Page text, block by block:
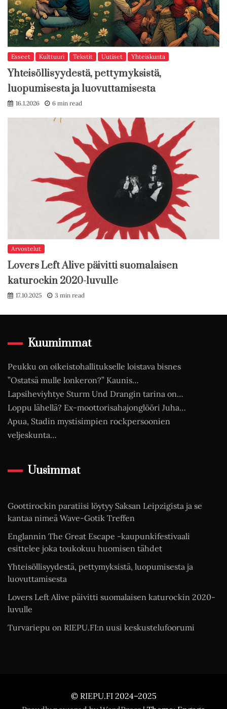
Esseet Kulttuuri Tekstit Uutiset Yhteiskunta
Yhteisöllisyydestä, pettymyksistä,
luopumisesta ja luovuttamisesta
16.1.2026 6 min read
Arvostelut
Lovers Left Alive päivitti suomalaisen
katurockin 2020-luvulle
17.10.2025 3 min read
Kuumimmat
Peukku on oikeistohallitukselle loistava bisnes
”Ostatsä mulle lonkeron?” Kaunis…
Lapsiheviyhtye Sturm Und Drangin tarina on…
Loppu lähellä? Ex-moottorisahajonglööri Juha…
Apua, Stadin mystisimpien rockpersoonien
veljeskunta…
Uusimmat
Goottirockin paratiisi löytyy Saksan Leipzigista ja se
kantaa nimeä Wave-Gotik Treffen
Englannin The Great Escape -kaupunkifestivaali
esittelee joka toukokuu huomisen tähdet
Yhteisöllisyydestä, pettymyksistä, luopumisesta ja
luovuttamisesta
Lovers Left Alive päivitti suomalaisen katurockin 2020-
luvulle
Turvariepu on RIEPU.FI:n uusi keskustelufoorumi
© RIEPU.FI 2024–2025